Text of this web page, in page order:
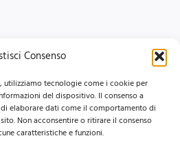
Consenso
utilizziamo tecnologie come i cookie per
del dispositivo. Il consenso a
elaborare dati come il comportamento di
Non acconsentire o ritirare il consenso
caratteristiche e funzioni.